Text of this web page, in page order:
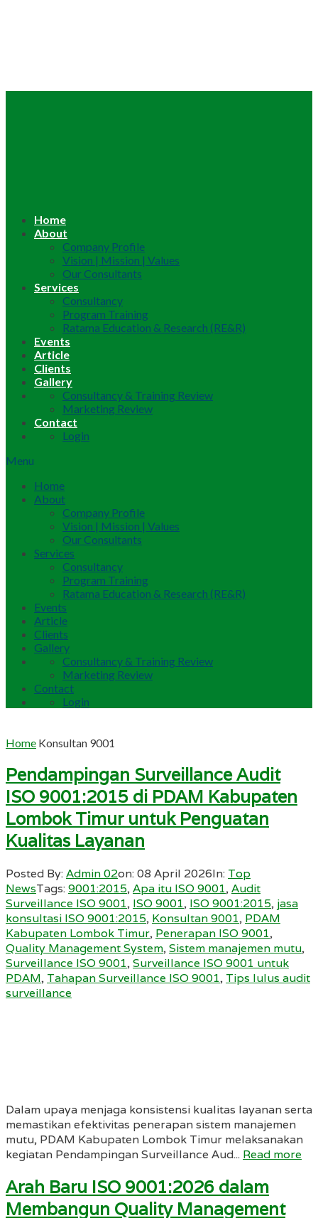
Home
About
Company Profile
Vision | Mission | Values
Our Consultants
Services
Consultancy
Program Training
Ratama Education & Research (RE&R)
Events
Article
Clients
Gallery
Consultancy & Training Review
Marketing Review
Contact
Login
Menu
Home
About
Company Profile
Vision | Mission | Values
Our Consultants
Services
Consultancy
Program Training
Ratama Education & Research (RE&R)
Events
Article
Clients
Gallery
Consultancy & Training Review
Marketing Review
Contact
Login
Home Konsultan 9001
Pendampingan Surveillance Audit
ISO 9001:2015 di PDAM Kabupaten
Lombok Timur untuk Penguatan
Kualitas Layanan
Posted By:Admin 02on:08 April 2026In: Top
NewsTags:9001:2015,Apa itu ISO 9001,Audit
Surveillance ISO 9001, ISO 9001, ISO 9001:2015, jasa
konsultasi ISO 9001:2015, Konsultan 9001, PDAM
Kabupaten Lombok Timur, Penerapan ISO 9001,
Quality Management System,Sistem manajemen mutu,
Surveillance ISO 9001,Surveillance ISO 9001 untuk
PDAM, Tahapan Surveillance ISO 9001, Tips lulus audit
surveillance
Dalam upaya menjaga konsistensi kualitas layanan serta
memastikan efektivitas penerapan sistem manajemen
mutu, PDAM Kabupaten Lombok Timur melaksanakan
kegiatan Pendampingan Surveillance Aud... Read more
Arah Baru ISO 9001:2026 dalam
Membangun Quality Management